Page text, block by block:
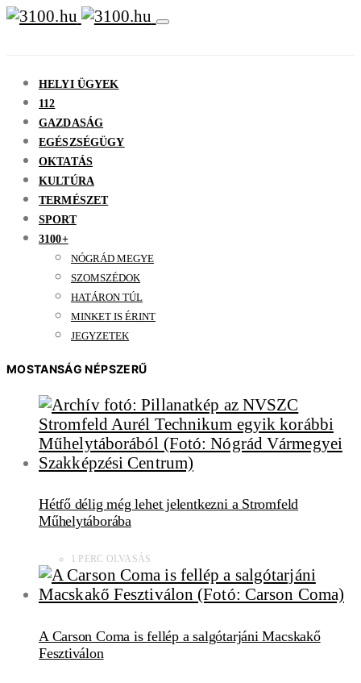
HELYI ÜGYEK
112
GAZDASÁG
EGÉSZSÉGÜGY
OKTATÁS
KULTÚRA
TERMÉSZET
SPORT
3100+
NÓGRÁD MEGYE
SZOMSZÉDOK
HATÁRON TÚL
MINKET IS ÉRINT
JEGYZETEK
MOSTANSÁG NÉPSZERŰ
Hétfő délig még lehet jelentkezni a Stromfeld
Műhelytáborába
1 PERC OLVASÁS
A Carson Coma is fellép a salgótarjáni Macskakő
Fesztiválon